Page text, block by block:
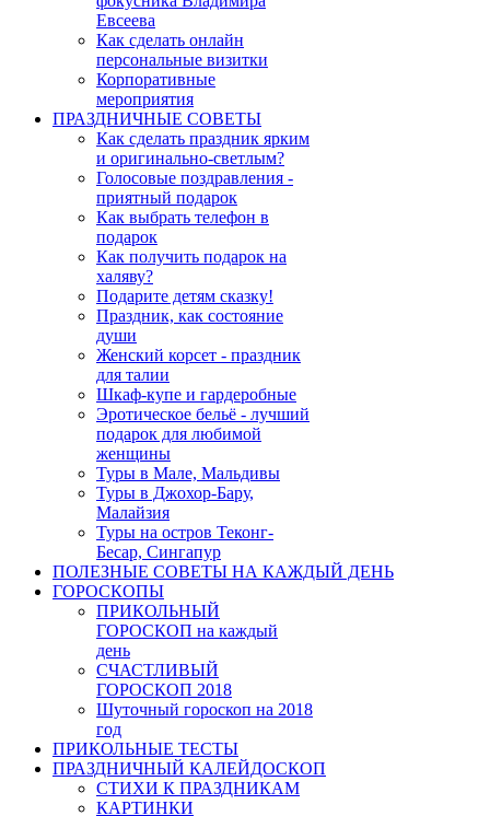
Евсеева
Как сделать онлайн
персональные визитки
Корпоративные
мероприятия
ПРАЗДНИЧНЫЕ СОВЕТЫ
Как сделать праздник ярким
и оригинально-светлым?
Голосовые поздравления -
приятный подарок
Как выбрать телефон в
подарок
Как получить подарок на
халяву?
Подарите детям сказку!
Праздник, как состояние
души
Женский корсет - праздник
для талии
Шкаф-купе и гардеробные
Эротическое бельё - лучший
подарок для любимой
женщины
Туры в Мале, Мальдивы
Туры в Джохор-Бару,
Малайзия
Туры на остров Теконг-
Бесар, Сингапур
ПОЛЕЗНЫЕ СОВЕТЫ НА КАЖДЫЙ ДЕНЬ
ГОРОСКОПЫ
ПРИКОЛЬНЫЙ
ГОРОСКОП на каждый
день
СЧАСТЛИВЫЙ
ГОРОСКОП 2018
Шуточный гороскоп на 2018
год
ПРИКОЛЬНЫЕ ТЕСТЫ
ПРАЗДНИЧНЫЙ КАЛЕЙДОСКОП
СТИХИ К ПРАЗДНИКАМ
КАРТИНКИ